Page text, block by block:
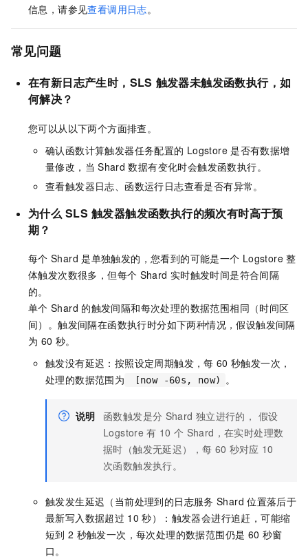
信息，请参见查看调用日志。
常见问题
在有新日志产生时，SLS 触发器未触发函数执行，如
何解决？
您可以从以下两个方面排查。
确认函数计算触发器任务配置的 Logstore 是否有数据增
量修改，当 Shard 数据有变化时会触发函数执行。
查看触发器日志、函数运行日志查看是否有异常。
为什么 SLS 触发器触发函数执行的频次有时高于预
期？
每个 Shard 是单独触发的，您看到的可能是一个 Logstore 整
体触发次数很多，但每个 Shard 实时触发时间是符合间隔
的。
单个 Shard 的触发间隔和每次处理的数据范围相同（时间区
间）。触发间隔在函数执行时分如下两种情况，假设触发间隔
为 60 秒。
触发没有延迟：按照设定周期触发，每 60 秒触发一次，
处理的数据范围为
[now -60s, now) 。
说明 函数触发是分 Shard 独立进行的， 假设
Logstore 有 10 个 Shard，在实时处理数
据时（触发无延迟），每 60 秒对应 10
次函数触发执行。
触发发生延迟（当前处理到的日志服务 Shard 位置落后于
最新写入数据超过 10 秒）：触发器会进行追赶，可能缩
短到 2 秒触发一次，每次处理的数据范围仍是 60 秒窗
口。